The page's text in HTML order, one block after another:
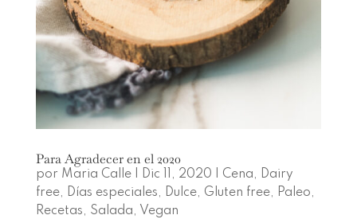
Para Agradecer en el 2020
por Maria Calle| Dic 11, 2020 | Cena, Dairy
free, Días especiales, Dulce, Gluten free, Paleo,
Recetas, Salada, Vegan